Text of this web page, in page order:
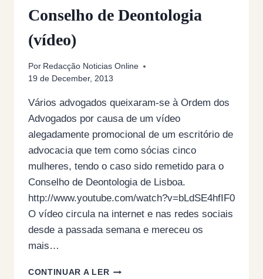
Conselho de Deontologia
(vídeo)
Por Redacção Noticias Online
19 de December, 2013
Vários advogados queixaram-se à Ordem dos
Advogados por causa de um vídeo
alegadamente promocional de um escritório de
advocacia que tem como sócias cinco
mulheres, tendo o caso sido remetido para o
Conselho de Deontologia de Lisboa.
http://www.youtube.com/watch?v=bLdSE4hfIF0
O vídeo circula na internet e nas redes sociais
desde a passada semana e mereceu os
mais…
CONTINUAR A LERVÍDEO